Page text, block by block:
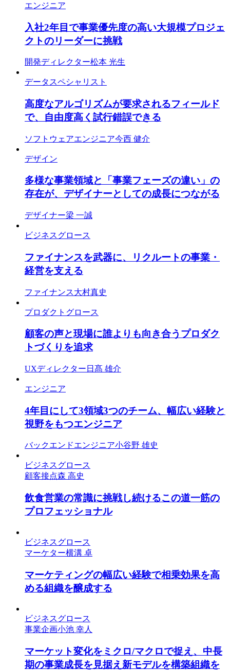
エンジニア
入社2年目で事業優先度の高い大規模プロジェ
クトのリーダーに挑戦
開発ディレクター松本 光生
データスペシャリスト
高度なアルゴリズムが要求されるフィールド
で、自由度高く試行錯誤できる
ソフトウェアエンジニア今西 健介
デザイン
多様な事業領域と「事業フェーズの違い」の
存在が、デザイナーとしての成長につながる
デザイナー梁 一誠
ビジネスグロース
ファイナンスを武器に、リクルートの事業・
経営を支える
ファイナンス大村真史
プロダクトグロース
顧客の声と現場に誰よりも向き合うプロダク
トづくりを追求
UXディレクター 日髙 雄介
エンジニア
4年目にして3領域3つのチーム、幅広い経験と
視野をもつエンジニア
バックエンドエンジニア小谷野 雄史
ビジネスグロース
顧客接点森 高史
飲食営業の常識に挑戦し続けるこの道一筋の
プロフェッショナル
ビジネスグロース
マーケター横溝 卓
マーケティングの幅広い経験で相乗効果を高
める組織を醸成する
ビジネスグロース
事業企画小池 幸人
マーケット変化をミクロ/マクロで捉え、中長
期の事業成長を見据え新モデルを構築組織を